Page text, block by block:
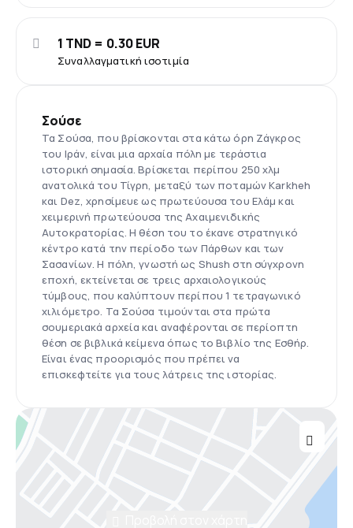
Συναλλαγματική ισοτιμία
1 TND = 0.30 EUR
Σούσε
Τα Σούσα, που βρίσκονται στα κάτω όρη Ζάγκρος
του Ιράν, είναι μια αρχαία πόλη με τεράστια
ιστορική σημασία. Βρίσκεται περίπου 250 χλμ
ανατολικά του Τίγρη, μεταξύ των ποταμών Karkheh
και Dez, χρησίμευε ως πρωτεύουσα του Ελάμ και
χειμερινή πρωτεύουσα της Αχαιμενιδικής
Αυτοκρατορίας. Η θέση του το έκανε στρατηγικό
κέντρο κατά την περίοδο των Πάρθων και των
Σασανίων. Η πόλη, γνωστή ως Shush στη σύγχρονη
εποχή, εκτείνεται σε τρεις αρχαιολογικούς
τύμβους, που καλύπτουν περίπου 1 τετραγωνικό
χιλιόμετρο. Τα Σούσα τιμούνται στα πρώτα
σουμεριακά αρχεία και αναφέρονται σε περίοπτη
θέση σε βιβλικά κείμενα όπως το Βιβλίο της Εσθήρ.
Είναι ένας προορισμός που πρέπει να
επισκεφτείτε για τους λάτρεις της ιστορίας.